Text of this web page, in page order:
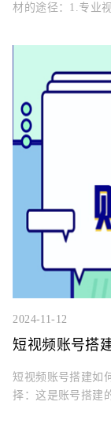
材的途径：1.专业
2024-11-12
短视频账号搭
短视频账号搭建如
择：这是账号搭建